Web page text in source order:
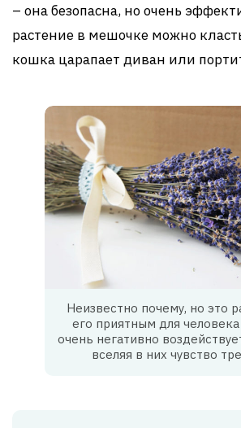
– она безопасна, но очень
растение в мешочке можно
кошка царапает диван или
Неизвестно почему, но это
его приятным для
очень негативно
вселяя в них чувство